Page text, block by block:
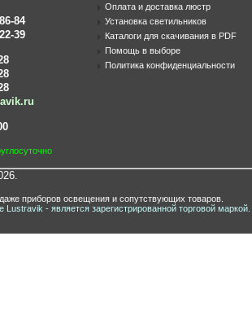
84
39
Оплата и доставка люстр
Установка светильников
Каталоги для скачивания в PDF
Помощь в выборе
Политика конфиденциальности
приборов освещения и сопутствующих товаров.
- является зарегистрированной торговой